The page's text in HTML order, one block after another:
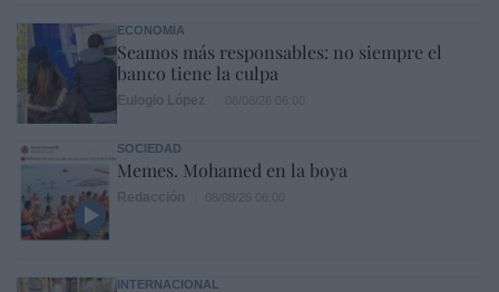
ECONOMÍA
Seamos más responsables: no siempre el
banco tiene la culpa
SOCIEDAD
Memes. Mohamed en la boya
INTERNACIONAL